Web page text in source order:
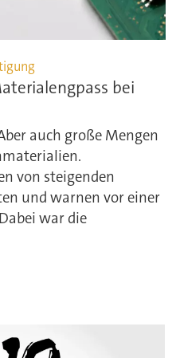
bei
auch große Mengen
von steigenden
und warnen vor einer
war die